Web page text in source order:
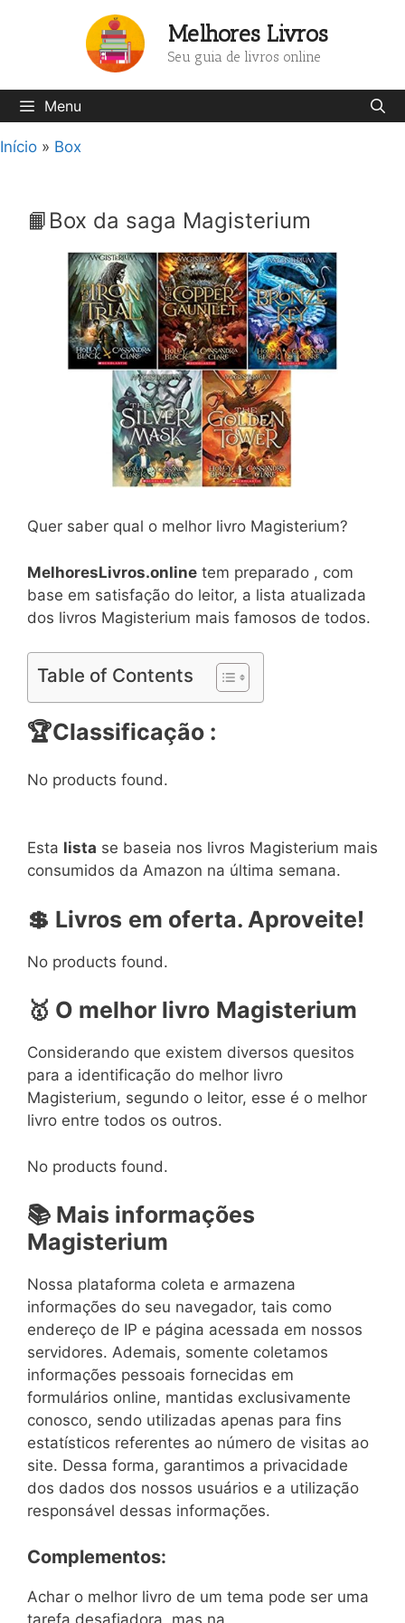
Melhores Livros
Seu guia de livros online
Menu
Início » Box
📙Box da saga Magisterium
Quer saber qual o melhor livro Magisterium?
MelhoresLivros.online tem preparado , com
base em satisfação do leitor, a lista atualizada
dos livros Magisterium mais famosos de todos.
Table of Contents
🏆Classificação :
No products found.
Esta lista se baseia nos livros Magisterium mais
consumidos da Amazon na última semana.
💲 Livros em oferta. Aproveite!
No products found.
🥇 O melhor livro Magisterium
Considerando que existem diversos quesitos
para a identificação do melhor livro
Magisterium, segundo o leitor, esse é o melhor
livro entre todos os outros.
No products found.
📚 Mais informações
Magisterium
Nossa plataforma coleta e armazena
informações do seu navegador, tais como
endereço de IP e página acessada em nossos
servidores. Ademais, somente coletamos
informações pessoais fornecidas em
formulários online, mantidas exclusivamente
conosco, sendo utilizadas apenas para fins
estatísticos referentes ao número de visitas ao
site. Dessa forma, garantimos a privacidade
dos dados dos nossos usuários e a utilização
responsável dessas informações.
Complementos:
Achar o melhor livro de um tema pode ser uma
tarefa desafiadora, mas na